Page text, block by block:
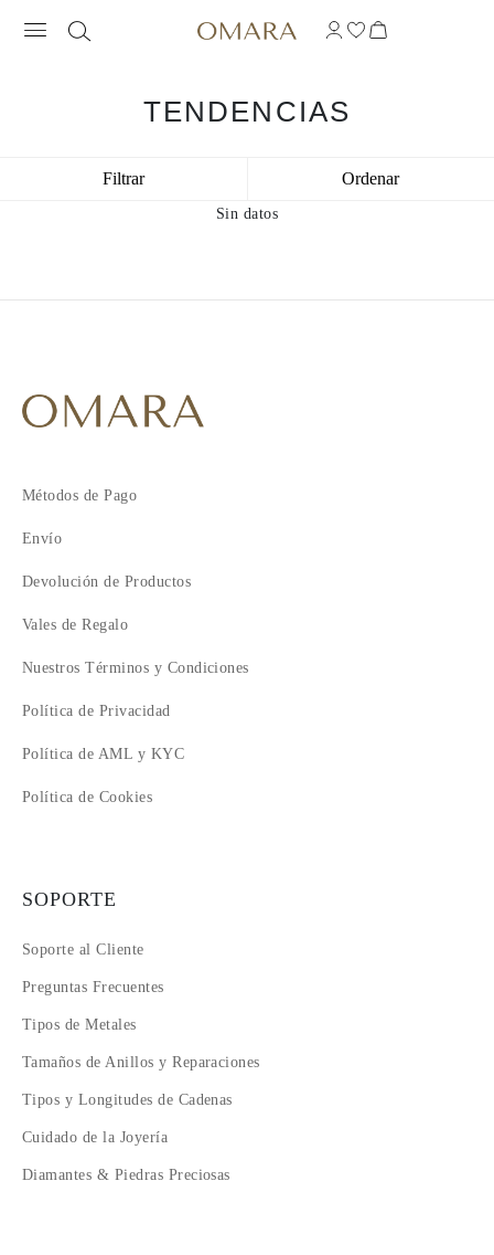
TENDENCIAS
Filtrar Ordenar
Sin datos
Métodos de Pago
Envío
Devolución de Productos
Vales de Regalo
Nuestros Términos y Condiciones
Política de Privacidad
Política de AML y KYC
Política de Cookies
SOPORTE
Soporte al Cliente
Preguntas Frecuentes
Tipos de Metales
Tamaños de Anillos y Reparaciones
Tipos y Longitudes de Cadenas
Cuidado de la Joyería
Diamantes & Piedras Preciosas